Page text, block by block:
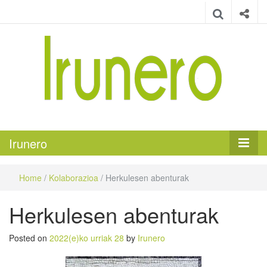
Irunero
Home / Kolaborazioa / Herkulesen abenturak
Herkulesen abenturak
Posted on 2022(e)ko urriak 28 by Irunero